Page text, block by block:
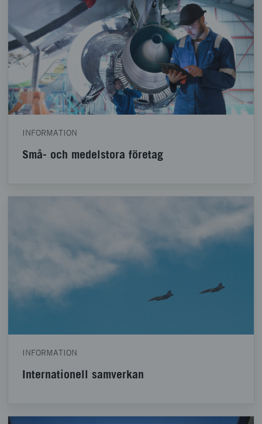
INFORMATION
Små- och medelstora företag
INFORMATION
Internationell samverkan